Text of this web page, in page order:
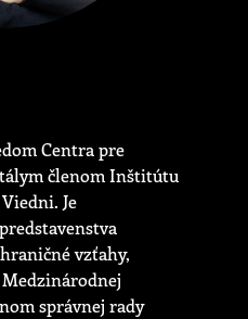
Centra pre
členom Inštitútu
Je
vzťahy,
správnej rady